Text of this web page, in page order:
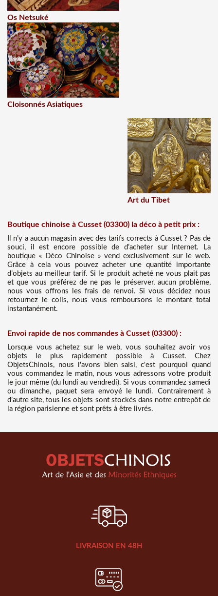
Os Netsuké
Cloisonnés Asiatiques
Art du Tibet
Boutique chinoise à Cusset (03300) la déco à petit prix :
Il n’y a aucun magasin avec des tarifs corrects à Cusset ? Pas de
souci, il est encore possible de d’acheter sur Internet. La
boutique « Déco Chinoise » vend exclusivement sur le web.
Grâce à cela vous pouvez acheter une quantité importante
d’objets au meilleur tarif. Si le produit acheté ne vous plait pas
et que vous préférez de ne pas le préserver, aucun problème,
nous vous offrons les frais de renvoi. Si vous décidez nous
retournez le colis, nous vous remboursons le montant total
instantanément.
Envoi rapide de nos commandes à Cusset (03300) :
Lorsque vous achetez sur le web, vous souhaitez avoir vos
objets le plus rapidement possible à Cusset. Chez
ObjetsChinois, nous l'avons bien saisi, c'est pourquoi quand
vous commandez le matin, nous vous adressons votre produit
le jour même (du lundi au vendredi). Si vous commandez samedi
ou dimanche, paquet sera envoyé le lundi. Contrairement à
d’autre site, tous les objets sont stockés dans notre entrepôt de
la région parisienne et sont prêts à être livrés.
LIVRAISON EN 48H